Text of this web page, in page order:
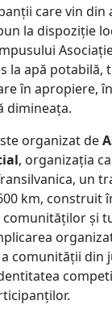
care vin din
la dispoziție
la apă potabilă,
în apropiere,
dimineața.
organizat de
, organizația
un
km, construit
și
comunității din